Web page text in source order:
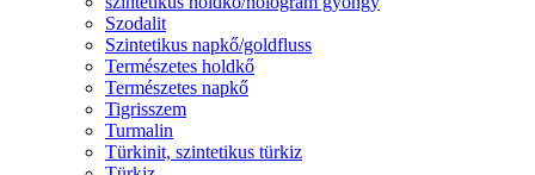
Szodalit
Szintetikus napkő/goldfluss
Természetes holdkő
Természetes napkő
Tigrisszem
Turmalin
Türkinit, szintetikus türkiz